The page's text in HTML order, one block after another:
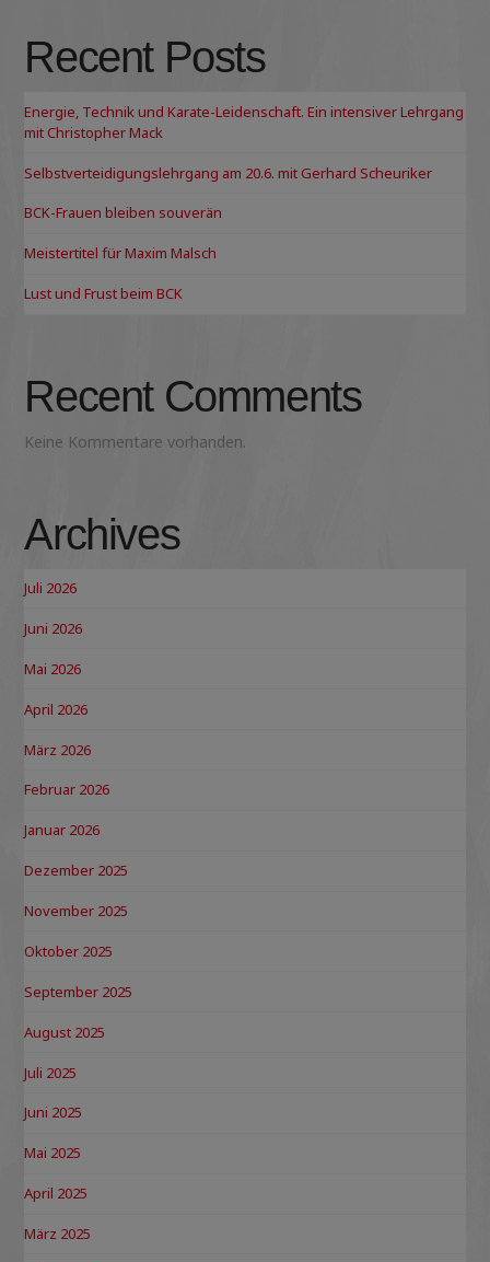
Recent Posts
Energie, Technik und Karate-Leidenschaft. Ein intensiver Lehrgang
mit Christopher Mack
Selbstverteidigungslehrgang am 20.6. mit Gerhard Scheuriker
BCK-Frauen bleiben souverän
Meistertitel für Maxim Malsch
Lust und Frust beim BCK
Recent Comments
Keine Kommentare vorhanden.
Archives
Juli 2026
Juni 2026
Mai 2026
April 2026
März 2026
Februar 2026
Januar 2026
Dezember 2025
November 2025
Oktober 2025
September 2025
August 2025
Juli 2025
Juni 2025
Mai 2025
April 2025
März 2025